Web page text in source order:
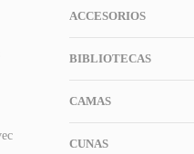
ACCESORIOS
BIBLIOTECAS
CAMAS
CUNAS